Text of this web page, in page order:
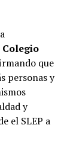
Colegio
que
personas y
y
el SLEP a